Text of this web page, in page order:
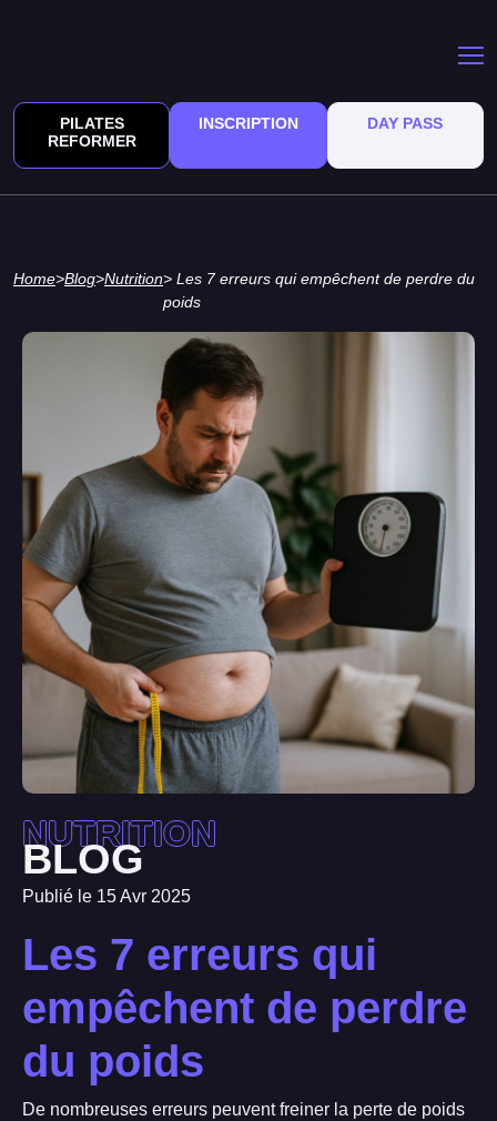
PILATES
REFORMER
INSCRIPTION DAY PASS
Home>Blog>Nutrition> Les 7 erreurs qui empêchent de perdre du
poids
NUTRITION
BLOG
Publié le 15 Avr 2025
Les 7 erreurs qui
empêchent de perdre
du poids
De nombreuses erreurs peuvent freiner la perte de poids